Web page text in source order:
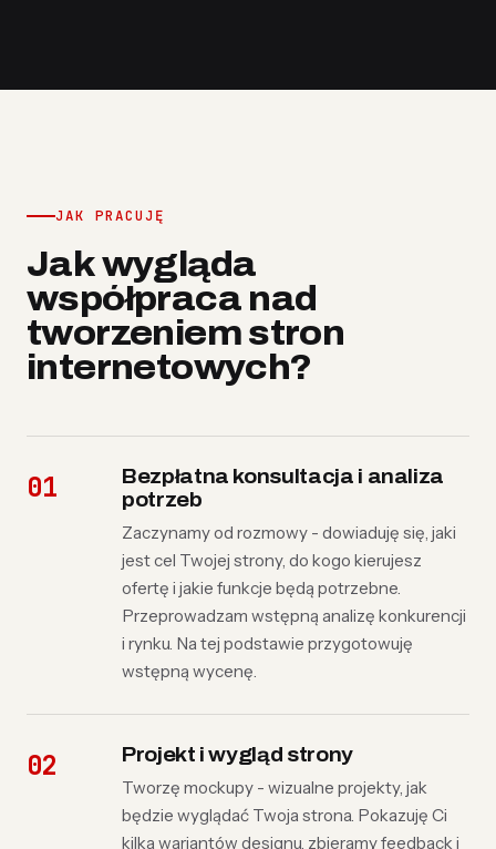
JAK PRACUJĘ
Jak wygląda
współpraca nad
tworzeniem stron
internetowych?
Bezpłatna konsultacja i analiza
potrzeb
Zaczynamy od rozmowy - dowiaduję się, jaki
jest cel Twojej strony, do kogo kierujesz
ofertę i jakie funkcje będą potrzebne.
Przeprowadzam wstępną analizę konkurencji
i rynku. Na tej podstawie przygotowuję
wstępną wycenę.
Projekt i wygląd strony
Tworzę mockupy - wizualne projekty, jak
będzie wyglądać Twoja strona. Pokazuję Ci
kilka wariantów designu, zbieramy feedback i